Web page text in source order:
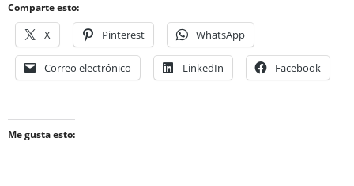
Comparte esto:
X Pinterest WhatsApp
Correo electrónico LinkedIn Facebook
Me gusta esto: